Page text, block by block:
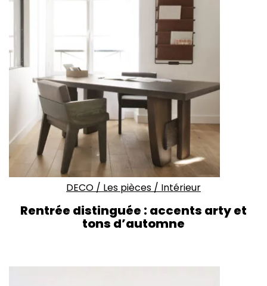
DECO / Les pièces / Intérieur
Rentrée distinguée : accents arty et
tons d’automne